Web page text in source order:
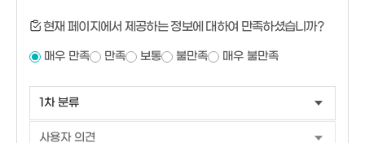
현재 페이지에서 제공하는 정보에 대하여 만족하셨습니까?
매우 만족 만족 보통 불만족 매우 불만족